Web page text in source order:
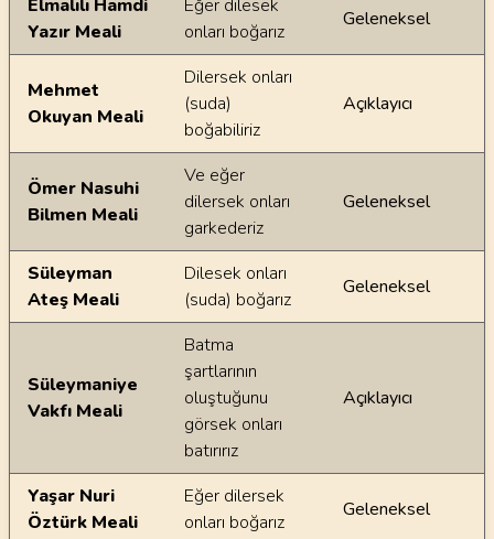
Elmalılı Hamdi
Yazır Meali
Eğer dilesek
onları boğarız
Geleneksel
Mehmet
Okuyan Meali
Dilersek onları
(suda)
boğabiliriz
Açıklayıcı
Ömer Nasuhi
Bilmen Meali
Ve eğer
dilersek onları
garkederiz
Geleneksel
Süleyman
Ateş Meali
Dilesek onları
(suda) boğarız
Geleneksel
Süleymaniye
Vakfı Meali
Batma
şartlarının
oluştuğunu
görsek onları
batırırız
Açıklayıcı
Yaşar Nuri
Öztürk Meali
Eğer dilersek
onları boğarız
Geleneksel